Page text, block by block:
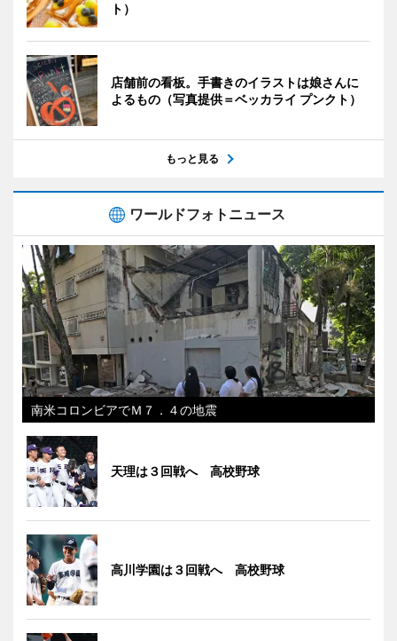
ト）
店舗前の看板。手書きのイラストは娘さんに
よるもの（写真提供＝ベッカライ プンクト）
もっと見る
ワールドフォトニュース
南米コロンビアでＭ７．４の地震
天理は３回戦へ 高校野球
高川学園は３回戦へ 高校野球